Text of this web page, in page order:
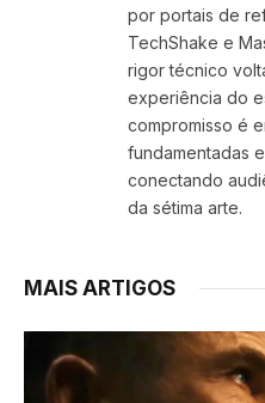
por portais de
TechShake e
rigor técnico
experiência do
compromisso é
fundamentadas
conectando
da sétima arte.
MAIS ARTIGOS